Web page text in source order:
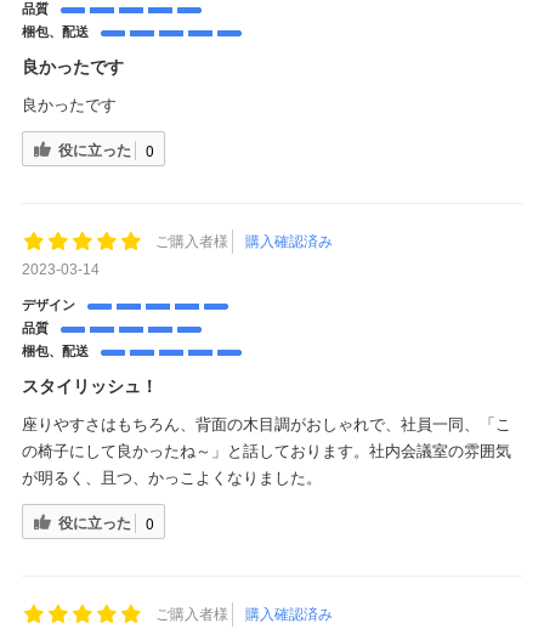
品質
梱包、配送
良かったです
良かったです
役に立った 0
ご購入者様
購入確認済み
2023-03-14
デザイン
品質
梱包、配送
スタイリッシュ！
座りやすさはもちろん、背面の木目調がおしゃれで、社員一同、「こ
の椅子にして良かったね～」と話しております。社内会議室の雰囲気
が明るく、且つ、かっこよくなりました。
役に立った 0
ご購入者様
購入確認済み